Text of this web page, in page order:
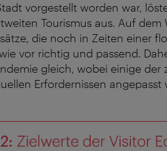
vorgestellt worden war,
Tourismus aus. Auf dem
die noch in Zeiten einer
vor richtig und passend.
gleich, wobei einige der
Erfordernissen angepasst